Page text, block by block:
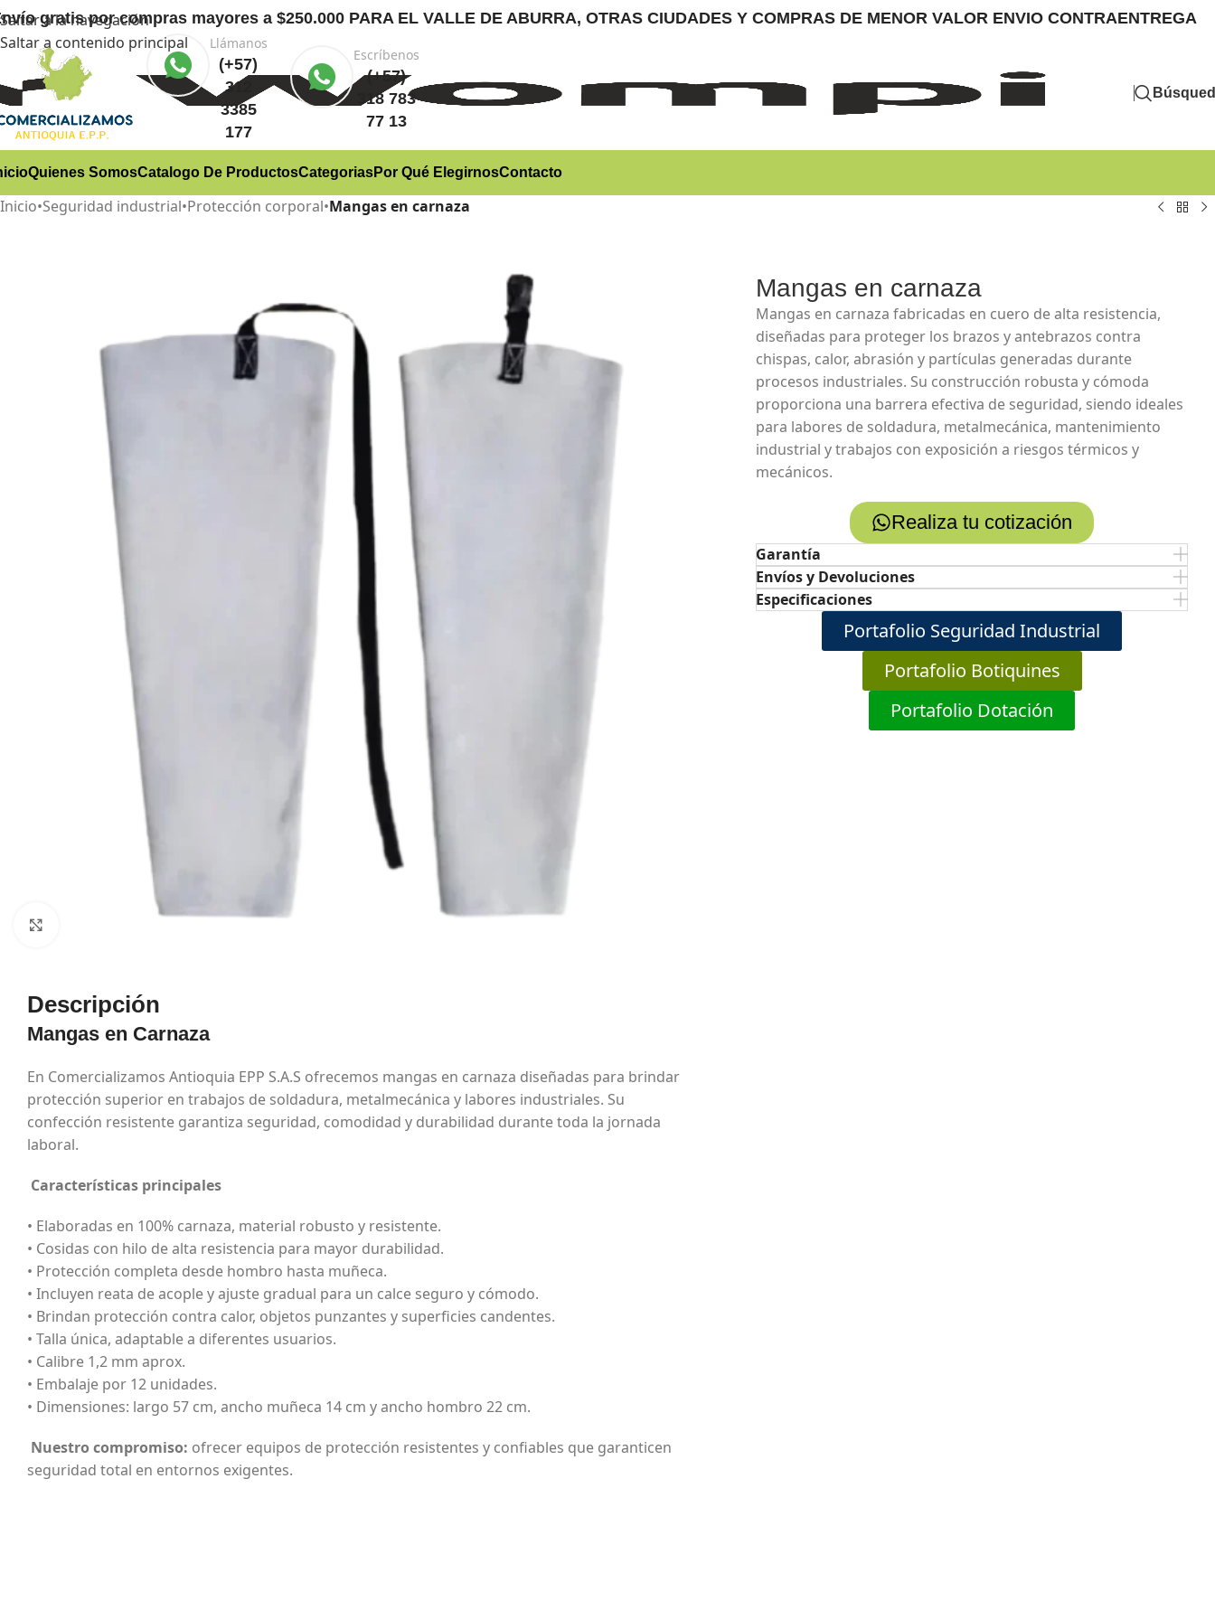
Saltar a la navegación
Saltar a contenido principal
gratispor compras mayores a $250.000 PARA EL VALLE DE ABURRA, OTRAS CIUDADES Y COMPRAS DE MENOR VALOR ENVIO CONTRAENTREGA
Llámanos
(+57)
312
3385
177
Escríbenos
(+57)
318 783
77 13
Quienes SomosCatalogo De ProductosCategoriasPor Qué ElegirnosContacto
Inicio•Seguridad industrial•Protección corporal•Mangas en carnaza
Descripción
Mangas en Carnaza
En Comercializamos Antioquia EPP S.A.S ofrecemos mangas en carnaza diseñadas para brindar
protección superior en trabajos de soldadura, metalmecánica y labores industriales. Su
confección resistente garantiza seguridad, comodidad y durabilidad durante toda la jornada
laboral.
Características principales
• Elaboradas en 100% carnaza, material robusto y resistente.
• Cosidas con hilo de alta resistencia para mayor durabilidad.
• Protección completa desde hombro hasta muñeca.
• Incluyen reata de acople y ajuste gradual para un calce seguro y cómodo.
• Brindan protección contra calor, objetos punzantes y superficies candentes.
• Talla única, adaptable a diferentes usuarios.
• Calibre 1,2 mm aprox.
• Embalaje por 12 unidades.
• Dimensiones: largo 57 cm, ancho muñeca 14 cm y ancho hombro 22 cm.
Nuestro compromiso: ofrecer equipos de protección resistentes y confiables que garanticen
seguridad total en entornos exigentes.
Mangas en carnaza
Mangas en carnaza fabricadas en cuero de alta resistencia,
diseñadas para proteger los brazos y antebrazos contra
chispas, calor, abrasión y partículas generadas durante
procesos industriales. Su construcción robusta y cómoda
proporciona una barrera efectiva de seguridad, siendo ideales
para labores de soldadura, metalmecánica, mantenimiento
industrial y trabajos con exposición a riesgos térmicos y
mecánicos.
Realiza tu cotización
Garantía
Envíos y Devoluciones
Especificaciones
Portafolio Seguridad Industrial
Portafolio Botiquines
Portafolio Dotación